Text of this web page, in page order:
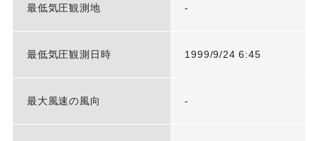
最低気圧観測地 -
最低気圧観測日時 1999/9/24 6:45
最大風速の風向 -